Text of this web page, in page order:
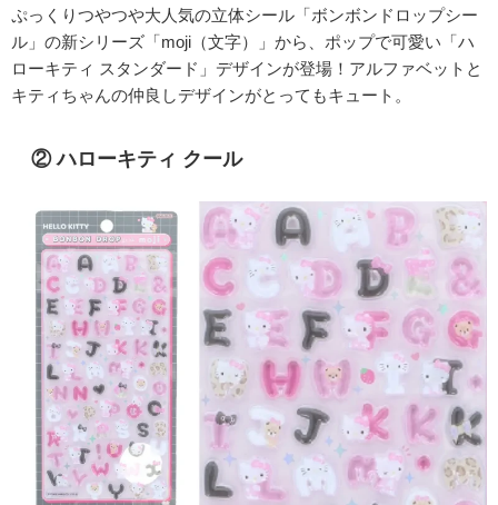
ぷっくりつやつや大人気の立体シール「ボンボンドロップシー
ル」の新シリーズ「moji（文字）」から、ポップで可愛い「ハ
ローキティ スタンダード」デザインが登場！アルファベットと
キティちゃんの仲良しデザインがとってもキュート。
② ハローキティ クール